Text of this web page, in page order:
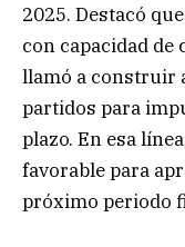
2025. Destacó
con capacidad
llamó a construir
partidos para
plazo. En esa
favorable para
próximo periodo